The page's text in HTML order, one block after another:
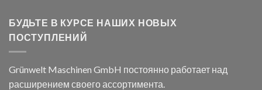
БУДЬТЕ В КУРСЕ НАШИХ НОВЫХ
ПОСТУПЛЕНИЙ
Grünwelt Maschinen GmbH постоянно работает над
расширением своего ассортимента.